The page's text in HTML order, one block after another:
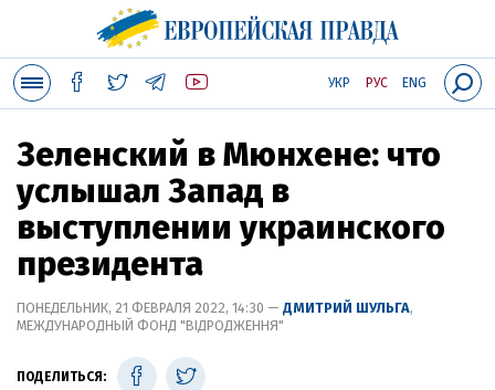
УКР РУС ENG
Зеленский в Мюнхене: что
услышал Запад в
выступлении украинского
президента
ПОНЕДЕЛЬНИК, 21 ФЕВРАЛЯ 2022, 14:30 — ДМИТРИЙ ШУЛЬГА,
МЕЖДУНАРОДНЫЙ ФОНД "ВІДРОДЖЕННЯ"
ПОДЕЛИТЬСЯ: